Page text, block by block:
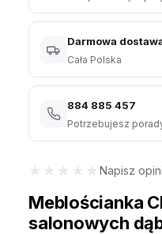
Darmowa
Cała Polska
884 885 457
Potrzebujesz
★★★★★
★★★★★ Napisz
Meblościanka
salonowych